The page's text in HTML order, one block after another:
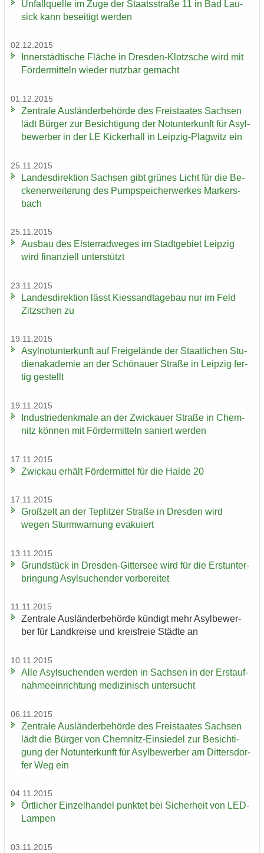
Un­fall­quel­le im Zuge der Staats­stra­ße 11 in Bad Lau­
sick kann be­sei­tigt wer­den
02.12.2015
In­ner­städ­ti­sche Flä­che in Dresden-​Klotzsche wird mit
För­der­mit­teln wie­der nutz­bar ge­macht
01.12.2015
Zen­tra­le Aus­län­der­be­hör­de des Frei­staa­tes Sach­sen
lädt Bür­ger zur Be­sich­ti­gung der Not­un­ter­kunft für Asyl­
be­wer­ber in der LE Ki­cker­hall in Leipzig-​Plagwitz ein
25.11.2015
Lan­des­di­rek­ti­on Sach­sen gibt grü­nes Licht für die Be­
cken­er­wei­te­rung des Pump­spei­cher­wer­kes Mar­kers­
bach
25.11.2015
Aus­bau des Els­ter­rad­we­ges im Stadt­ge­biet Leip­zig
wird fi­nan­zi­ell un­ter­stützt
23.11.2015
Lan­des­di­rek­ti­on lässt Kies­sand­ta­ge­bau nur im Feld
Zitz­schen zu
19.11.2015
Asyl­not­un­ter­kunft auf Frei­ge­län­de der Staat­li­chen Stu­
di­en­aka­de­mie an der Schö­nau­er Stra­ße in Leip­zig fer­
tig ge­stellt
19.11.2015
In­dus­trie­denk­ma­le an der Zwi­ckau­er Stra­ße in Chem­
nitz kön­nen mit För­der­mit­teln sa­niert wer­den
17.11.2015
Zwi­ckau er­hält För­der­mit­tel für die Halde 20
17.11.2015
Groß­zelt an der Te­plit­zer Stra­ße in Dres­den wird
wegen Sturm­war­nung eva­ku­iert
13.11.2015
Grund­stück in Dresden-​Gittersee wird für die Erst­un­ter­
brin­gung Asyl­su­chen­der vor­be­rei­tet
11.11.2015
Zen­tra­le Aus­län­der­be­hör­de kün­digt mehr Asyl­be­wer­
ber für Land­krei­se und kreis­freie Städ­te an
10.11.2015
Alle Asyl­su­chen­den wer­den in Sach­sen in der Erst­auf­
nah­me­ein­rich­tung me­di­zi­nisch un­ter­sucht
06.11.2015
Zen­tra­le Aus­län­der­be­hör­de des Frei­staa­tes Sach­sen
lädt die Bür­ger von Chemnitz-​Einsiedel zur Be­sich­ti­
gung der Not­un­ter­kunft für Asyl­be­wer­ber am Dit­ters­dor­
fer Weg ein
04.11.2015
Ört­li­cher Ein­zel­han­del punk­tet bei Si­cher­heit von LED-​
Lampen
03.11.2015